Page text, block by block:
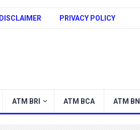
DISCLAIMER PRIVACY POLICY
ATM BRI ATM BCA ATM BNI